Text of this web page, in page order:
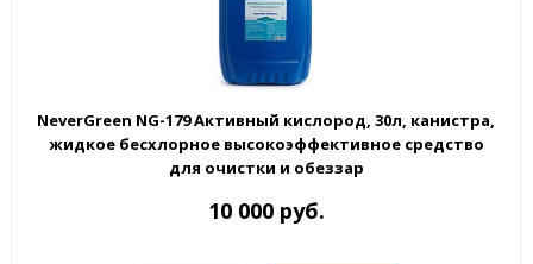
NeverGreen NG-179 Активный кислород, 30л, канистра,
жидкое бесхлорное высокоэффективное средство
для очистки и обеззар
10 000 руб.